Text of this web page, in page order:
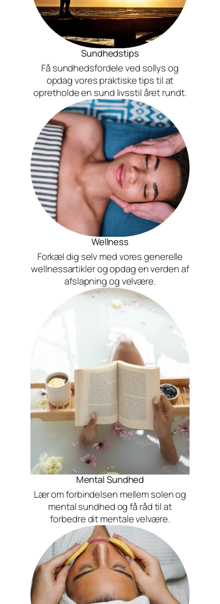
Sundhedstips
Få sundhedsfordele ved sollys og
opdag vores praktiske tips til at
opretholde en sund livsstil året rundt.
Wellness
Forkæl dig selv med vores generelle
wellnessartikler og opdag en verden af
afslapning og velvære.
Mental Sundhed
Lær om forbindelsen mellem solen og
mental sundhed og få råd til at
forbedre dit mentale velvære.